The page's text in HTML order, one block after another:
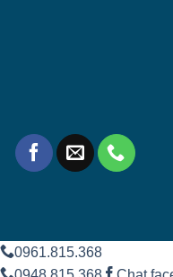
0961.815.368